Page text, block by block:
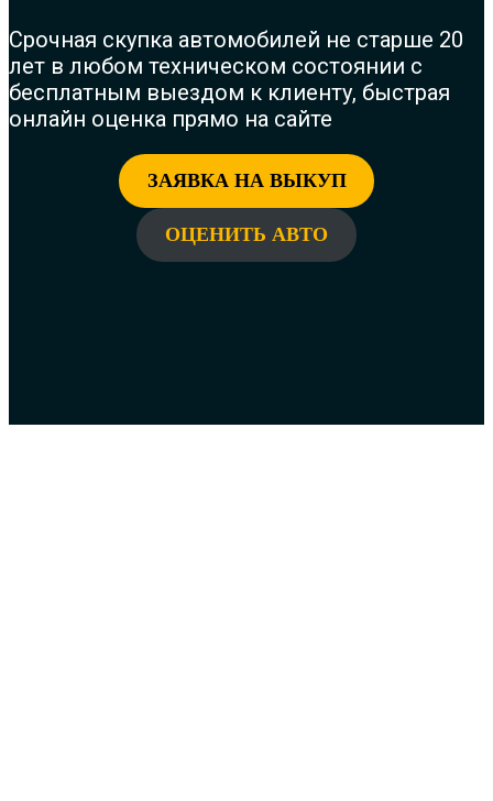
Срочная скупка автомобилей не старше 20
лет в любом техническом состоянии с
бесплатным выездом к клиенту, быстрая
онлайн оценка прямо на сайте
ЗАЯВКА НА ВЫКУП
ОЦЕНИТЬ АВТО